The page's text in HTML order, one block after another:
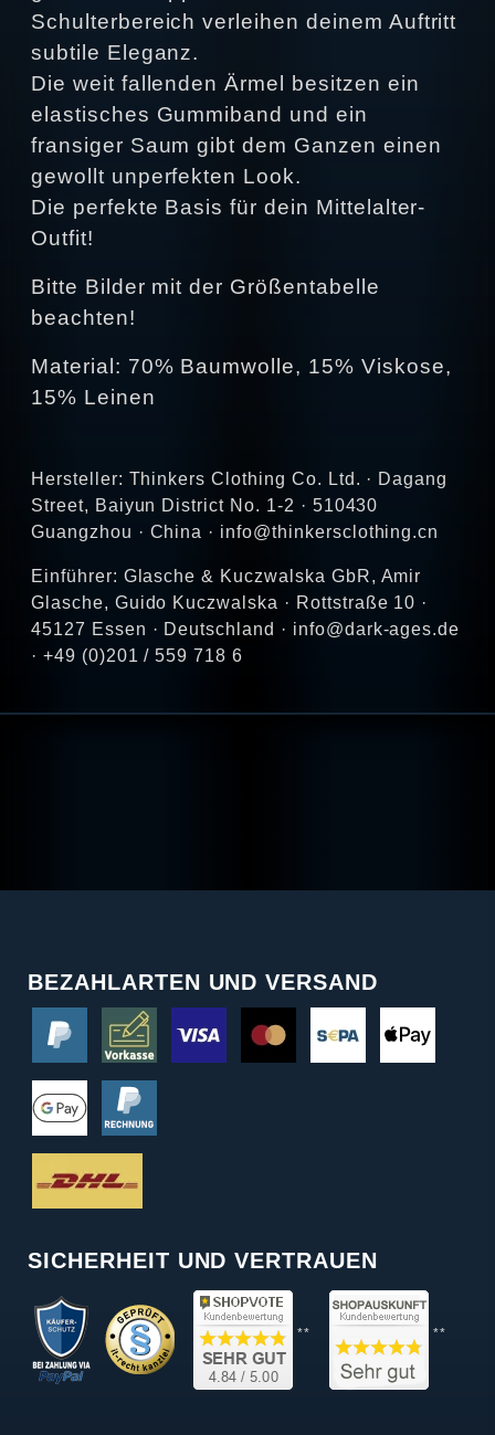
Schulterbereich verleihen deinem Auftritt
subtile Eleganz.
Die weit fallenden Ärmel besitzen ein
elastisches Gummiband und ein
fransiger Saum gibt dem Ganzen einen
gewollt unperfekten Look.
Die perfekte Basis für dein Mittelalter-
Outfit!
Bitte Bilder mit der Größentabelle
beachten!
Material: 70% Baumwolle, 15% Viskose,
15% Leinen
Hersteller: Thinkers Clothing Co. Ltd. · Dagang
Street, Baiyun District No. 1-2 · 510430
Guangzhou · China · info@thinkersclothing.cn
Einführer: Glasche & Kuczwalska GbR, Amir
Glasche, Guido Kuczwalska · Rottstraße 10 ·
45127 Essen · Deutschland · info@dark-ages.de
· +49 (0)201 / 559 718 6
BEZAHLARTEN UND VERSAND
SICHERHEIT UND VERTRAUEN
** **